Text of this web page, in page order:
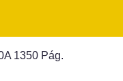
1350 Pág.